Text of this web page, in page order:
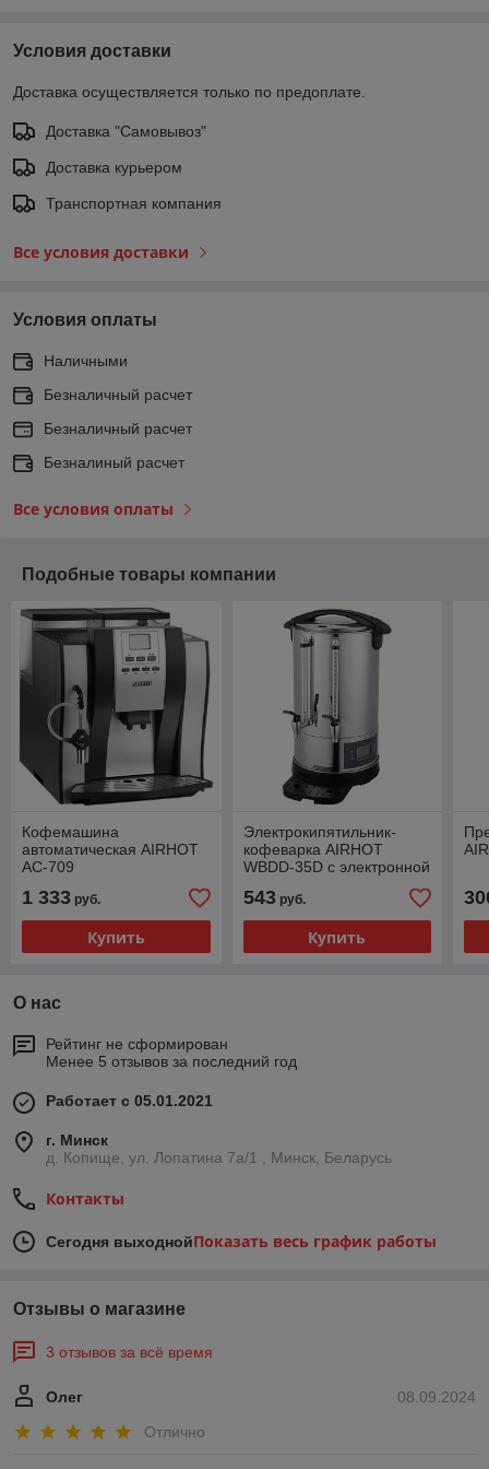
Условия доставки
Доставка осуществляется только по предоплате.
Доставка "Самовывоз"
Доставка курьером
Транспортная компания
Все условия доставки
Условия оплаты
Наличными
Безналичный расчет
Безналичный расчет
Безналиный расчет
Все условия оплаты
Подобные товары компании
Кофемашина
автоматическая AIRHOT
AC-709
1 333 руб.
Купить
Электрокипятильник-
кофеварка AIRHOT
WBDD-35D с электронной
543руб.
Купить
О нас
Рейтинг не сформирован
Менее 5 отзывов за последний год
Работает с 05.01.2021
г. Минск
д. Копище, ул. Лопатина 7а/1 , Минск, Беларусь
Контакты
Сегодня выходнойПоказать весь график работы
Отзывы о магазине
3 отзывов за всё время
08.09.2024
Олег
Отлично